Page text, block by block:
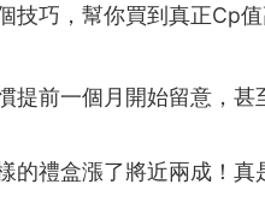
巧，幫你買到真正Cp值
提前一個月開始留意，
禮盒漲了將近兩成！真